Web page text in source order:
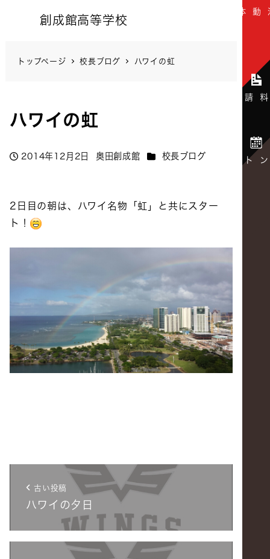
創成館高等学校
トップページ 校長ブログ ハワイの虹
ハワイの虹
投稿日
2014年12月2日
著
奥田創成館 カテゴリー
校長ブログ
2日目の朝は、ハワイ名物「虹」と共にスター
ト！
古い投稿
ハワイの夕日